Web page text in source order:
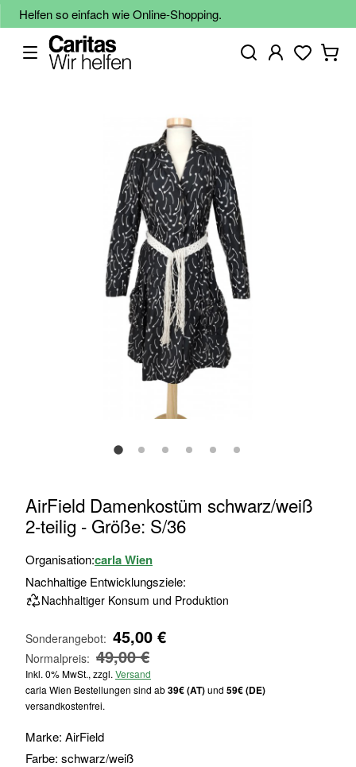
Helfen so einfach wie Online-Shopping.
Anfang
der
springen
AirField Damenkostüm schwarz/weiß
2-teilig - Größe: S/36
Organisation:carla Wien
Nachhaltige Entwicklungsziele:
Nachhaltiger Konsum und Produktion
Sonderangebot 45,00 €
Normalpreis 49,00 €
Inkl. 0% MwSt., zzgl. Versand
carla Wien Bestellungen sind ab39€ (AT)und 59€ (DE)
versandkostenfrei.
Marke: AirField
Farbe: schwarz/weiß